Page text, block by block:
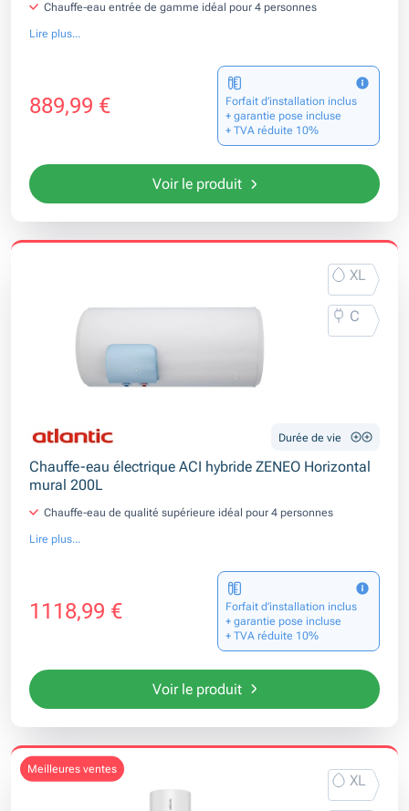
Chauffe-eau entrée de gamme idéal pour 4 personnes
Lire plus...
889,99 €
Forfait d’installation inclus
+ garantie pose incluse
+ TVA réduite 10%
Voir le produit
XL
C
Durée de vie
Chauffe-eau électrique ACI hybride ZENEO Horizontal
mural 200L
Chauffe-eau de qualité supérieure idéal pour 4 personnes
Lire plus...
1118,99 €
Forfait d’installation inclus
+ garantie pose incluse
+ TVA réduite 10%
Voir le produit
meilleures ventes
XL